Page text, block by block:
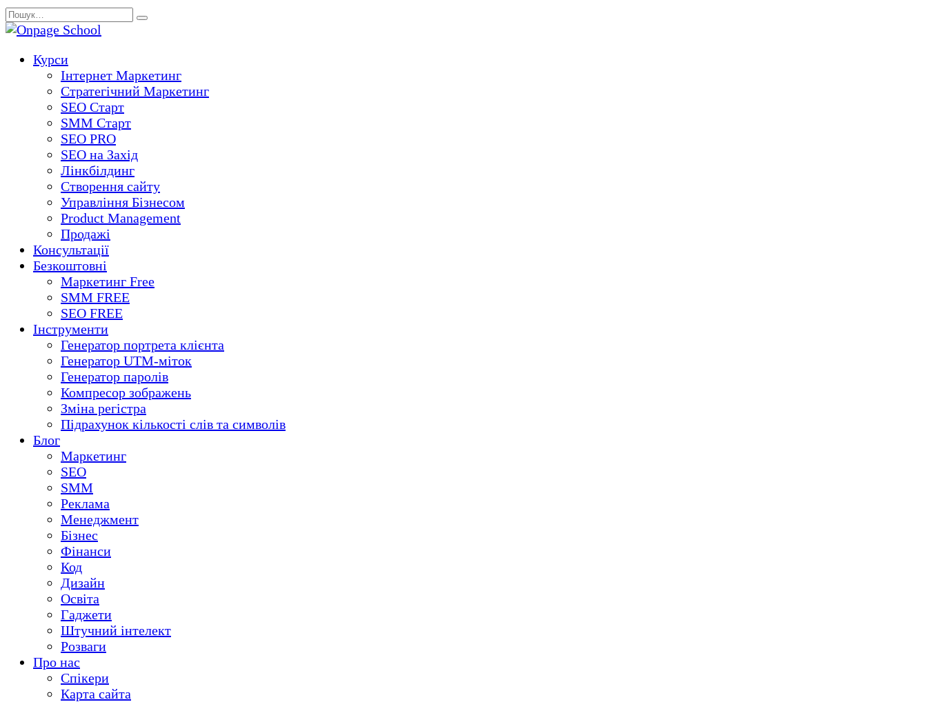
Перейти
до
Search
for:
Курси
Інтернет Маркетинг
Стратегічний Маркетинг
SEO Старт
SMM Старт
SEO PRO
SEO на Захід
Лінкбілдинг
Створення сайту
Управління Бізнесом
Product Management
Продажі
Консультації
Безкоштовні
Маркетинг Free
SMM FREE
SEO FREE
Інструменти
Генератор портрета клієнта
Генератор UTM-міток
Генератор паролів
Компресор зображень
Зміна регістра
Підрахунок кількості слів та символів
Блог
Маркетинг
SEO
SMM
Реклама
Менеджмент
Бізнес
Фінанси
Код
Дизайн
Освіта
Гаджети
Штучний інтелект
Розваги
Про нас
Спікери
Карта сайта